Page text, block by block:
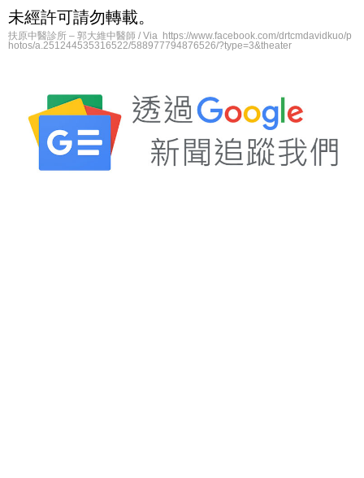
未經許可請勿轉載。
扶原中醫診所 – 郭大維中醫師 / Via https://www.facebook.com/drtcmdavidkuo/p
hotos/a.251244535316522/588977794876526/?type=3&theater